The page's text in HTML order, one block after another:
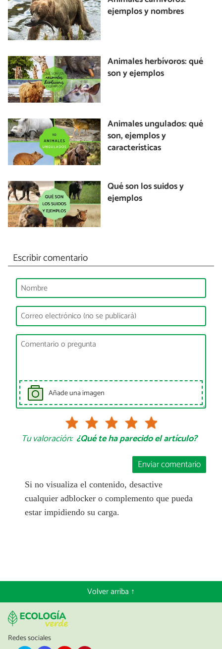
ejemplos y nombres
Animales herbívoros: qué
son y ejemplos
Animales ungulados: qué
son, ejemplos y
características
Qué son los suidos y
ejemplos
Escribir comentario
Añade una imagen
Tu valoración: ¿Qué te ha parecido el artículo?
Enviar comentario
Si no visualiza el contenido, desactive
cualquier adblocker o complemento que pueda
estar impidiendo su carga.
Volver arriba ↑
Redes sociales